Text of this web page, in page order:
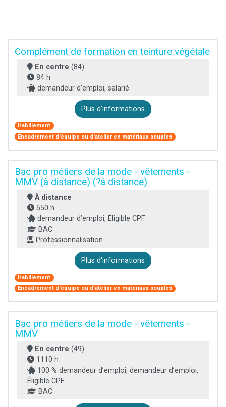
Complément de formation en teinture végétale
En centre (84)
84 h
demandeur d’emploi, salarié
Plus d'informations
Habillement
Encadrement d'équipe ou d'atelier en matériaux souples
Bac pro métiers de la mode - vêtements -
MMV (à distance) (?á distance)
À distance
550 h
demandeur d’emploi, Éligible CPF
BAC
Professionnalisation
Plus d'informations
Habillement
Encadrement d'équipe ou d'atelier en matériaux souples
Bac pro métiers de la mode - vêtements -
MMV
En centre (49)
1110 h
100 % demandeur d’emploi, demandeur d’emploi,
Éligible CPF
BAC